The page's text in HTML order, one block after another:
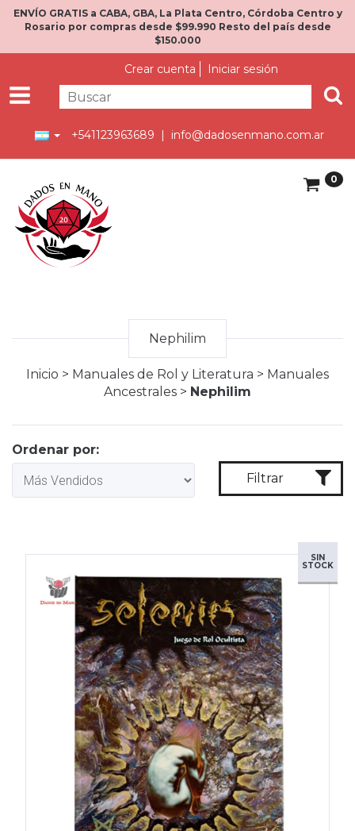
ENVÍO GRATIS a CABA, GBA, La Plata Centro, Córdoba Centro y
Rosario por compras desde $99.990 Resto del país desde
$150.000
Crear cuenta Iniciar sesión
+541123963689 | info@dadosenmano.com.ar
0
Nephilim
Inicio > Manuales de Rol y Literatura > Manuales
Ancestrales > Nephilim
Ordenar por:
Filtrar
SIN
STOCK